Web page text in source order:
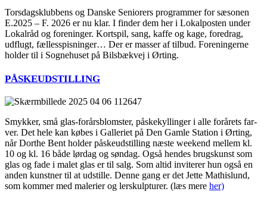
Tors­dags­klub­bens og Dan­ske Seni­o­rers pro­gram­mer for sæso­nen
E.2025 – F. 2026 er nu klar. I fin­der dem her i Lokal­po­sten under
Lokal­råd og for­e­nin­ger. Kort­spil, sang, kaf­fe og kage, fored­rag,
udflugt, fæl­les­spis­nin­ger… Der er mas­ser af til­bud. For­e­nin­ger­ne
hol­der til i Sog­ne­hu­set på Bils­bæ­kvej i Ørting.
PÅSKEUDSTILLING
Smyk­ker, små glas-for­års­blom­­ster, påske­kyl­lin­ger i alle for­å­rets far­
ver. Det hele kan købes i Gal­le­ri­et på Den Gam­le Sta­tion i Ørting,
når Dort­he Bent hol­der påskeud­stil­ling næste wee­kend mel­lem kl.
10 og kl. 16 både lør­dag og søn­dag. Også hen­des brugs­kunst som
glas og fade i malet glas er til salg. Som altid invi­te­rer hun også en
anden kunst­ner til at udstil­le. Den­ne gang er det Jet­te Mat­hi­slund,
som kom­mer med male­ri­er og ler­skul­p­tu­rer. (læs mere her)